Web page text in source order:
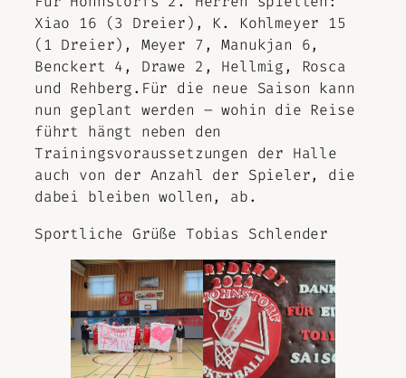
Xiao 16 (3 Dreier), K. Kohlmeyer 15
(1 Dreier), Meyer 7, Manukjan 6,
Benckert 4, Drawe 2, Hellmig, Rosca
und Rehberg.Für die neue Saison kann
nun geplant werden – wohin die Reise
führt hängt neben den
Trainingsvoraussetzungen der Halle
auch von der Anzahl der Spieler, die
dabei bleiben wollen, ab.
Sportliche Grüße Tobias Schlender